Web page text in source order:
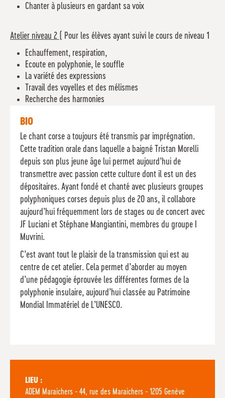
Chanter à plusieurs en gardant sa voix
Atelier niveau 2
( Pour les élèves ayant suivi le cours de niveau 1
Echauffement, respiration,
Ecoute en polyphonie, le souffle
La variété des expressions
Travail des voyelles et des mélismes
Recherche des harmonies
BIO
Le chant corse a toujours été transmis par imprégnation.
Cette tradition orale dans laquelle a baigné Tristan Morelli
depuis son plus jeune âge lui permet aujourd’hui de
transmettre avec passion cette culture dont il est un des
dépositaires. Ayant fondé et chanté avec plusieurs groupes
polyphoniques corses depuis plus de 20 ans, il collabore
aujourd’hui fréquemment lors de stages ou de concert avec
JF Luciani et Stéphane Mangiantini, membres du groupe I
Muvrini.
C’est avant tout le plaisir de la transmission qui est au
centre de cet atelier. Cela permet d’aborder au moyen
d’une pédagogie éprouvée les différentes formes de la
polyphonie insulaire, aujourd’hui classée au Patrimoine
Mondial Immatériel de L’UNESCO.
LIEU :
ADEM Maraichers - 44, rue des Maraichers - 1205 Genève